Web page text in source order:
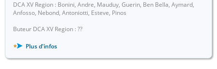
DCA XV Region : Bonini, Andre, Mauduy, Guerin, Ben Bella, Aymard,
Anfosso, Nebond, Antoniotti, Esteve, Pinos
Buteur DCA XV Region : ??
Plus d'infos